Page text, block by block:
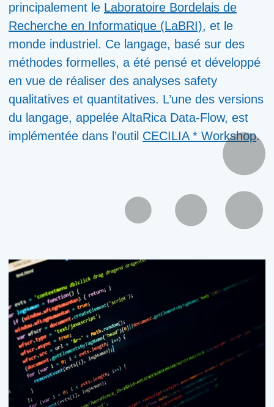
principalement le Laboratoire Bordelais de
Recherche en Informatique (LaBRI), et le
monde industriel. Ce langage, basé sur des
méthodes formelles, a été pensé et développé
en vue de réaliser des analyses safety
qualitatives et quantitatives. L’une des versions
du langage, appelée AltaRica Data-Flow, est
implémentée dans l’outil CECILIA * Workshop.